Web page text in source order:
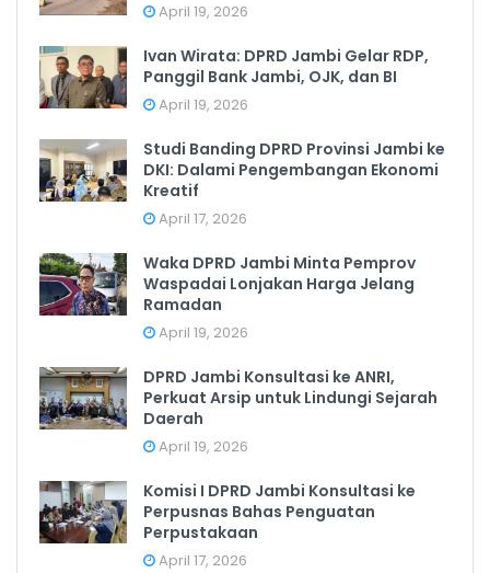
April 19, 2026
Ivan Wirata: DPRD Jambi Gelar RDP,
Panggil Bank Jambi, OJK, dan BI
April 19, 2026
Studi Banding DPRD Provinsi Jambi ke
DKI: Dalami Pengembangan Ekonomi
Kreatif
April 17, 2026
Waka DPRD Jambi Minta Pemprov
Waspadai Lonjakan Harga Jelang
Ramadan
April 19, 2026
DPRD Jambi Konsultasi ke ANRI,
Perkuat Arsip untuk Lindungi Sejarah
Daerah
April 19, 2026
Komisi I DPRD Jambi Konsultasi ke
Perpusnas Bahas Penguatan
Perpustakaan
April 17, 2026